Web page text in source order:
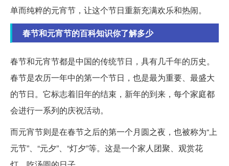
单而纯粹的元宵节，让这个节日重新充满欢乐和热闹。
春节和元宵节的百科知识你了解多少
春节和元宵节都是中国的传统节日，具有几千年的历史。
春节是农历一年中的第一个节日，也是最为重要、最盛大
的节日。它标志着旧年的结束，新年的到来，每个家庭都
会进行一系列的庆祝活动。
而元宵节则是在春节之后的第一个月圆之夜，也被称为“上
元节”、“元夕”、“灯夕”等。这是一个家人团聚、观赏花